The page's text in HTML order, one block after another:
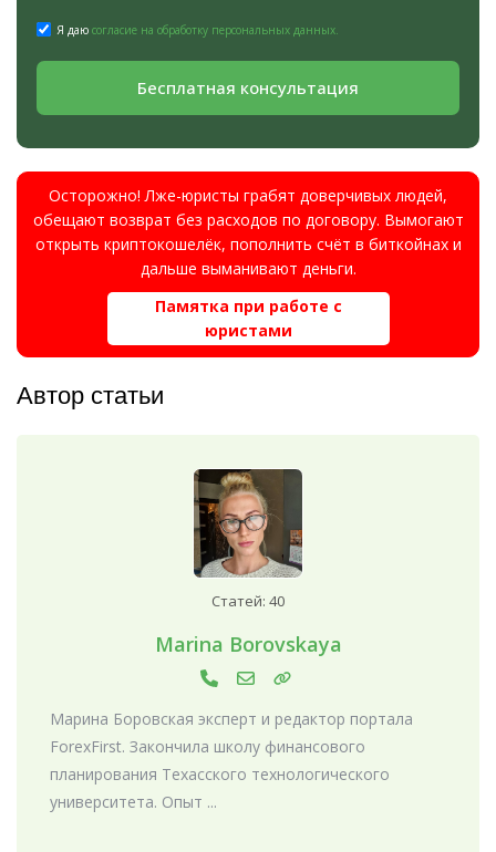
Я даю согласие на обработку персональных данных.
Бесплатная консультация
Осторожно! Лже-юристы грабят доверчивых людей,
обещают возврат без расходов по договору. Вымогают
открыть криптокошелёк, пополнить счёт в биткойнах и
дальше выманивают деньги.
Памятка при работе с
юристами
Автор статьи
Статей: 40
Marina Borovskaya
Марина Боровская эксперт и редактор портала
ForexFirst. Закончила школу финансового
планирования Техасского технологического
университета. Опыт ...